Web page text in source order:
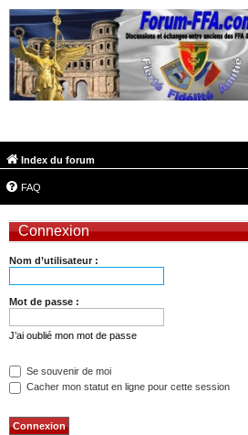
Index du forum
FAQ
Connexion
Nom d’utilisateur :
Mot de passe :
J’ai oublié mon mot de passe
Se souvenir de moi
Cacher mon statut en ligne pour cette session